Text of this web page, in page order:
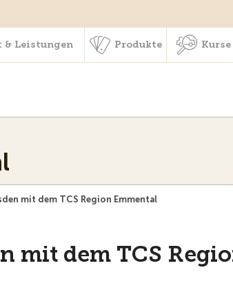
Leistungen Produkte
mit dem TCS Region Emmental
mit dem TCS